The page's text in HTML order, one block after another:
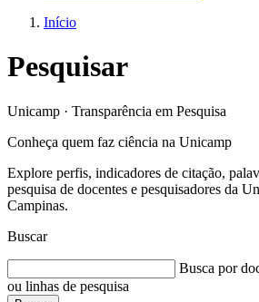
Início
Pesquisar
Unicamp · Transparência em Pesquisa
Conheça quem faz ciência na Unicamp
Explore perfis, indicadores de citação,
pesquisa de docentes e pesquisadores da
Campinas.
Buscar
Busca por
ou linhas de pesquisa